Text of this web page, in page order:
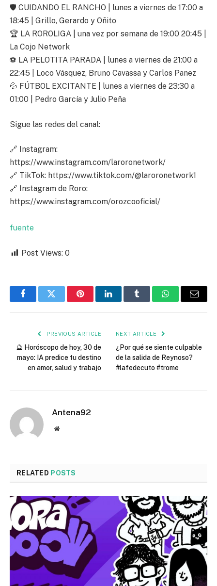
🛡️ CUIDANDO EL RANCHO | lunes a viernes de 17:00 a
18:45 | Grillo, Gerardo y Oñito
🏆 LA ROROLIGA | una vez por semana de 19:00 20:45 |
La Cojo Network
⚽ LA PELOTITA PARADA | lunes a viernes de 21:00 a
22:45 | Loco Vásquez, Bruno Cavassa y Carlos Panez
💦 FÚTBOL EXCITANTE | lunes a viernes de 23:30 a
01:00 | Pedro García y Julio Peña
Sigue las redes del canal:
🔗 Instagram:
https://www.instagram.com/laroronetwork/
🔗 TikTok: https://www.tiktok.com/@laroronetwork1
🔗 Instagram de Roro:
https://www.instagram.com/orozcooficial/
fuente
Post Views: 0
FacebookTwitter PinterestLinkedInTumblr WhatsAppEmail
PREVIOUS ARTICLE
🔮 Horóscopo de hoy, 30 de
mayo: IA predice tu destino
en amor, salud y trabajo
NEXT ARTICLE
¿Por qué se siente culpable
de la salida de Reynoso?
#lafedecuto #trome
Antena92
Website
RELATED POSTS